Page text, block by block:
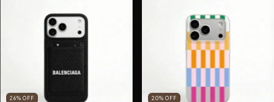
26% OFF 20% OFF